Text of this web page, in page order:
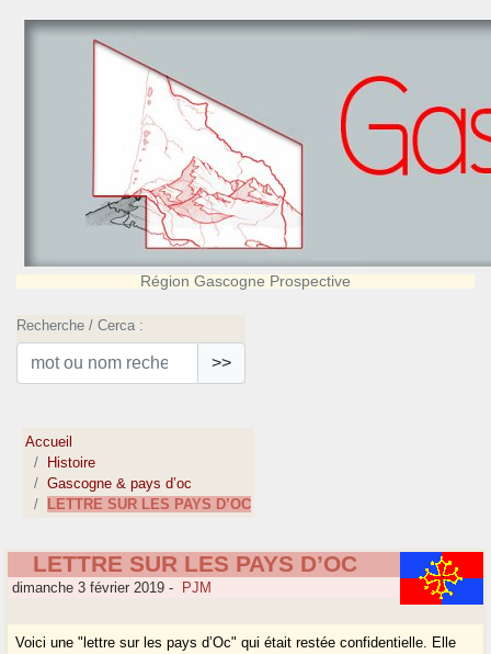
Région Gascogne Prospective
Recherche / Cerca :
>>
Accueil
Histoire
Gascogne & pays d’oc
LETTRE SUR LES PAYS D’OC
LETTRE SUR LES PAYS D’OC
dimanche 3 février 2019 - PJM
Voici une "lettre sur les pays d’Oc" qui était restée confidentielle. Elle